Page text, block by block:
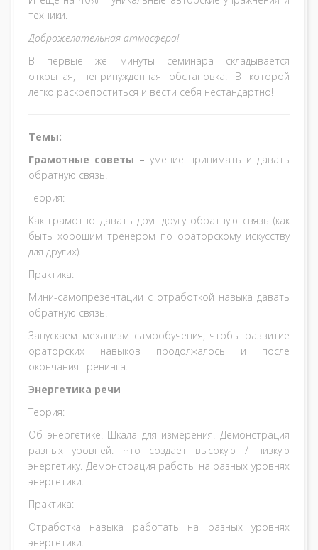
техники.
Доброжелательная атмосфера!
В первые же минуты семинара складывается
открытая, непринужденная обстановка. В которой
легко раскрепоститься и вести себя нестандартно!
Темы:
Грамотные советы – умение принимать и давать
обратную связь.
Теория:
Как грамотно давать друг другу обратную связь (как
быть хорошим тренером по ораторскому искусству
для других).
Практика:
Мини-самопрезентации с отработкой навыка давать
обратную связь.
Запускаем механизм самообучения, чтобы развитие
ораторских навыков продолжалось и после
окончания тренинга.
Энергетика речи
Теория:
Об энергетике. Шкала для измерения. Демонстрация
разных уровней. Что создает высокую / низкую
энергетику. Демонстрация работы на разных уровнях
энергетики.
Практика:
Отработка навыка работать на разных уровнях
энергетики.